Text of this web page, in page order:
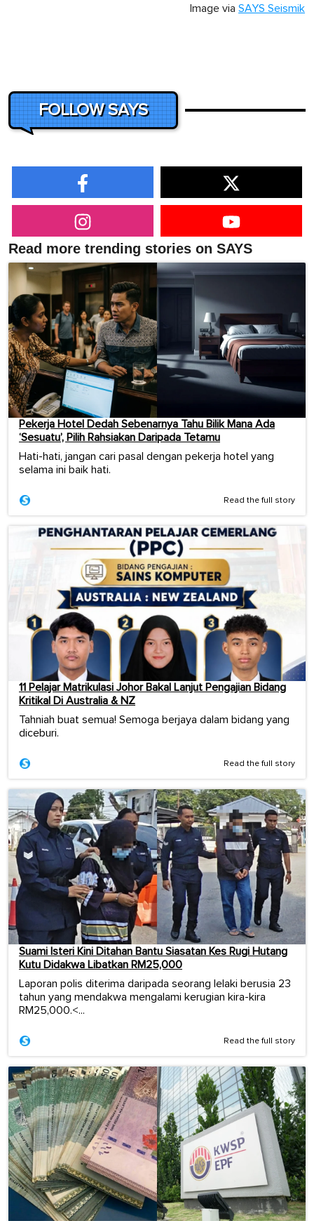
Image via SAYS Seismik
FOLLOW SAYS
Read more trending stories on SAYS
Pekerja Hotel Dedah Sebenarnya Tahu Bilik Mana Ada
‘Sesuatu’, Pilih Rahsiakan Daripada Tetamu
Hati-hati, jangan cari pasal dengan pekerja hotel yang
selama ini baik hati.
Read the full story
11 Pelajar Matrikulasi Johor Bakal Lanjut Pengajian Bidang
Kritikal Di Australia & NZ
Tahniah buat semua! Semoga berjaya dalam bidang yang
diceburi.
Read the full story
Suami Isteri Kini Ditahan Bantu Siasatan Kes Rugi Hutang
Kutu Didakwa Libatkan RM25,000
Laporan polis diterima daripada seorang lelaki berusia 23
tahun yang mendakwa mengalami kerugian kira-kira
RM25,000.<...
Read the full story